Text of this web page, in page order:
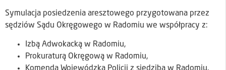
Symulacja posiedzenia aresztowego przygotowana przez
sędziów Sądu Okręgowego w Radomiu we współpracy z:
Izbą Adwokacką w Radomiu,
Prokuraturą Okręgową w Radomiu,